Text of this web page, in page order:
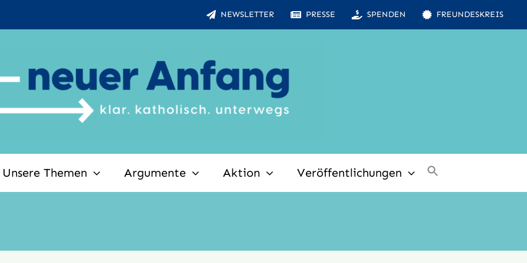
NEWSLETTER PRESSE SPENDEN FREUNDESKREIS
Unsere Themen Argumente Aktion Veröffentlichungen